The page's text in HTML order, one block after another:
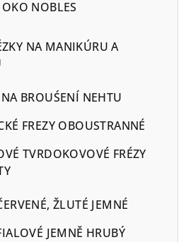
NOBLES
NA MANIKÚRU A
BROUŚENÍ NEHTU
FREZY OBOUSTRANNÉ
TVRDOKOVOVÉ FRÉZY
ŽLUTÉ JEMNÉ
JEMNĚ HRUBÝ